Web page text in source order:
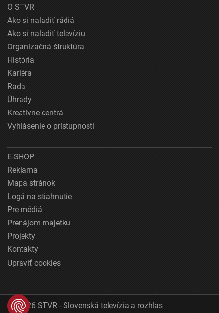
O STVR
Ako si naladiť rádiá
Ako si naladiť televíziu
Organizačná štruktúra
História
Kariéra
Rada
Úhrady
Kreatívne centrá
Vyhlásenie o prístupnosti
E-SHOP
Reklama
Mapa stránok
Logá na stiahnutie
Pre médiá
Prenájom majetku
Projekty
Kontakty
Upraviť cookies
© 2026 STVR - Slovenská televízia a rozhlas